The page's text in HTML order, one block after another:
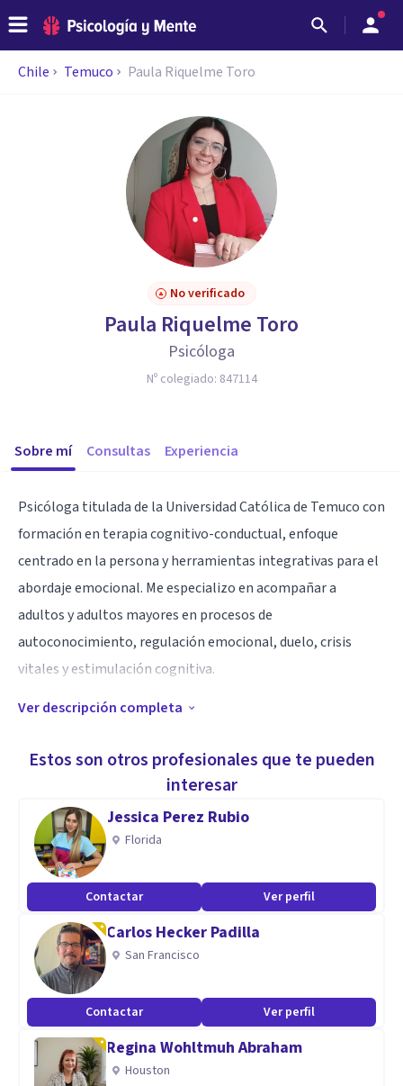
Chile Temuco Paula Riquelme Toro
No verificado
Paula Riquelme Toro
Psicóloga
Nº colegiado: 847114
Sobre mí Consultas Experiencia
Psicóloga titulada de la Universidad Católica de Temuco con
formación en terapia cognitivo-conductual, enfoque
centrado en la persona y herramientas integrativas para el
abordaje emocional. Me especializo en acompañar a
adultos y adultos mayores en procesos de
autoconocimiento, regulación emocional, duelo, crisis
vitales y estimulación cognitiva.
escuchado, validado y acompañado en cada etapa de tu
proceso. Trabajo desde una mirada respetuosa y empática,
adaptando las herramientas a tus necesidades únicas 💬
✨ Si sientes que es momento de priorizarte y empezar a
sanar desde ti, estaré aquí para acompañarte.
📅 Agenda tu sesión online o presencial.
Ver descripción completa
Estos son otros profesionales que te pueden
interesar
Jessica Perez Rubio
Florida
Contactar Ver perfil
Carlos Hecker Padilla
San Francisco
Contactar Ver perfil
Regina Wohltmuh Abraham
Houston